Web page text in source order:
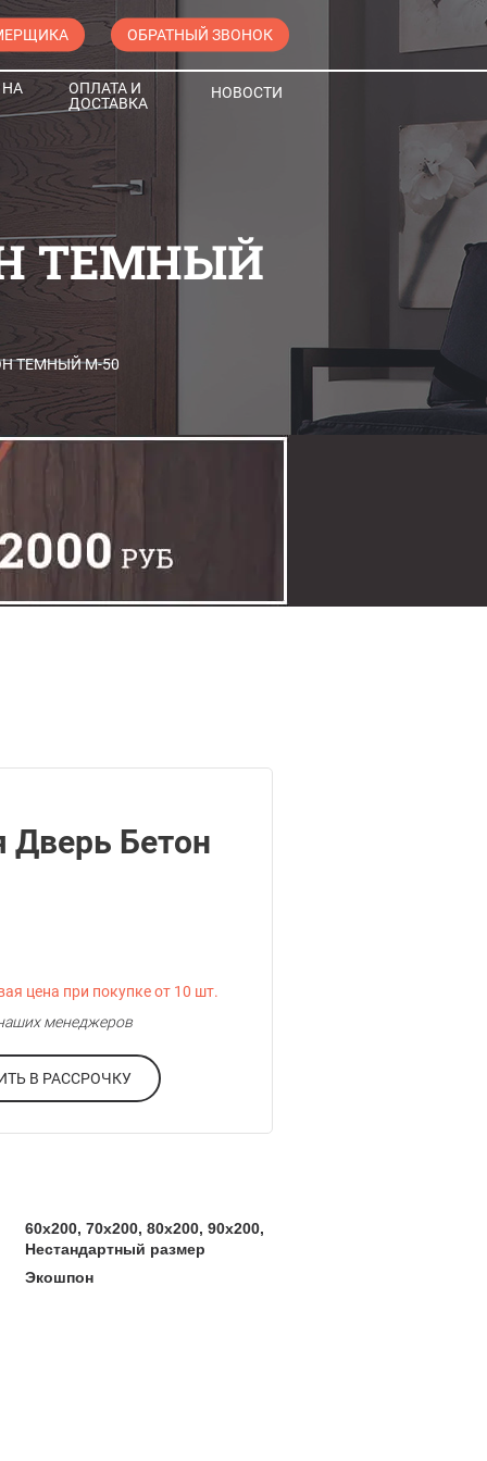
ОБРАТНЫЙ ЗВОНОК
ОПЛАТА И
ДОСТАВКА
НОВОСТИ
ТЕМНЫЙ
ТЕМНЫЙ М-50
Бетон
цена при покупке от 10 шт.
менеджеров
ОФОРМИТЬ В РАССРОЧКУ
60x200, 70x200, 80x200, 90x200,
Нестандартный размер
Экошпон